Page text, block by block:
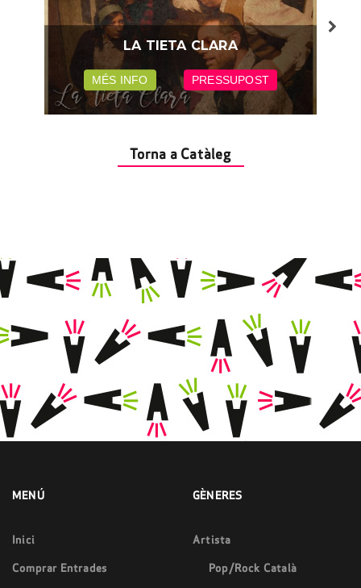
LA TIETA CLARA
MÉS INFO PRESSUPOST
Torna a Catàleg
MENÚ
Inici
Comprar Entrades
GÈNERES
Artista
Pop/Rock Català